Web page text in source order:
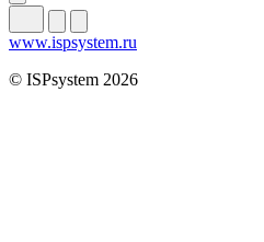
www.ispsystem.ru
© ISPsystem 2026